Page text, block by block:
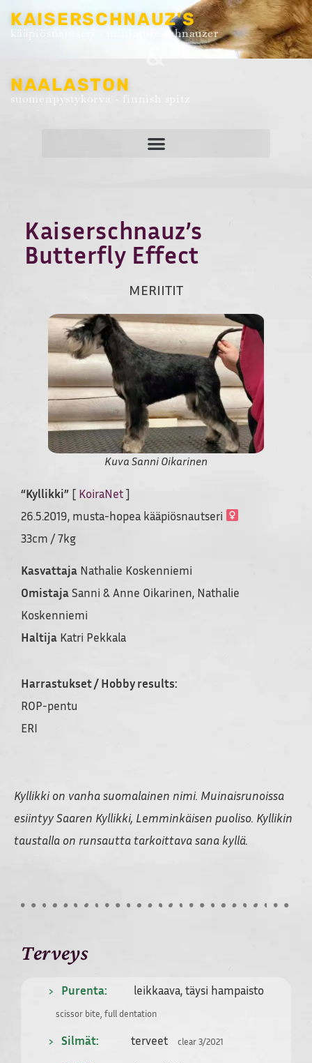
KAISERSCHNAUZ'S
kääpiösnautseri - miniature schnauzer
NAALASTON
suomenpystykorva - finnish spitz
Kaiserschnauz’s
Butterfly Effect
MERIITIT
Kuva Sanni Oikarinen
“Kyllikki” [ KoiraNet]
26.5.2019, musta-hopea kääpiösnautseri
33cm / 7kg
Kasvattaja Nathalie Koskenniemi
OmistajaSanni & Anne Oikarinen, Nathalie
Koskenniemi
Haltija Katri Pekkala
Harrastukset / Hobby results:
ROP-pentu
ERI
Kyllikki on vanha suomalainen nimi. Muinaisrunoissa
esiintyy Saaren Kyllikki, Lemminkäisen puoliso. Kyllikin
taustalla on runsautta tarkoittava sana kyllä.
Terveys
Purenta: leikkaava, täysi hampaisto
scissor bite, full dentation
Silmät: terveet clear 3/2021